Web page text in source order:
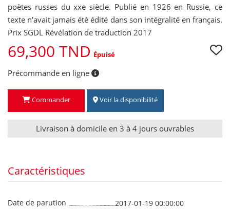
poètes russes du xxe siècle. Publié en 1926 en Russie, ce
texte n'avait jamais été édité dans son intégralité en français.
Prix SGDL Révélation de traduction 2017
69,300 TND Épuisé
Précommande en ligne
Commander Voir la disponibilité
Livraison à domicile en 3 à 4 jours ouvrables
Caractéristiques
Date de parution
2017-01-19 00:00:00